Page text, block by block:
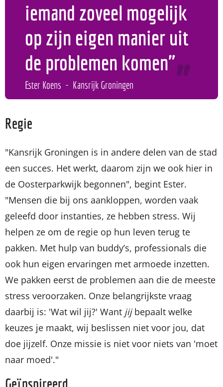
iemand zoveel mogelijk
op zijn eigen manier uit
de problemen komen"
Ester Koens Kansrijk Groningen
Regie
"Kansrijk Groningen is in andere delen van de stad
een succes. Het werkt, daarom zijn we ook hier in
de Oosterparkwijk begonnen", begint Ester.
"Mensen die bij ons aankloppen, worden vaak
geleefd door instanties, ze hebben stress. Wij
helpen ze om de regie op hun leven terug te
pakken. Met hulp van buddy’s, professionals die
ook hun eigen ervaringen met armoede inzetten.
We pakken eerst de problemen aan die de meeste
stress veroorzaken. Onze belangrijkste vraag
daarbij is: 'Wat wil jij?' Want jijbepaalt welke
keuzes je maakt, wij beslissen niet voor jou, dat
doe jijzelf. Onze missie is niet voor niets van 'moet
naar moed'."